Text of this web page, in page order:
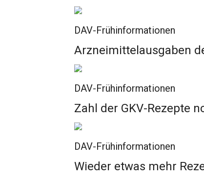
DAV-Frühinformationen
Arzneimittelausgaben
DAV-Frühinformationen
Zahl der GKV-Rezepte
DAV-Frühinformationen
Wieder etwas mehr